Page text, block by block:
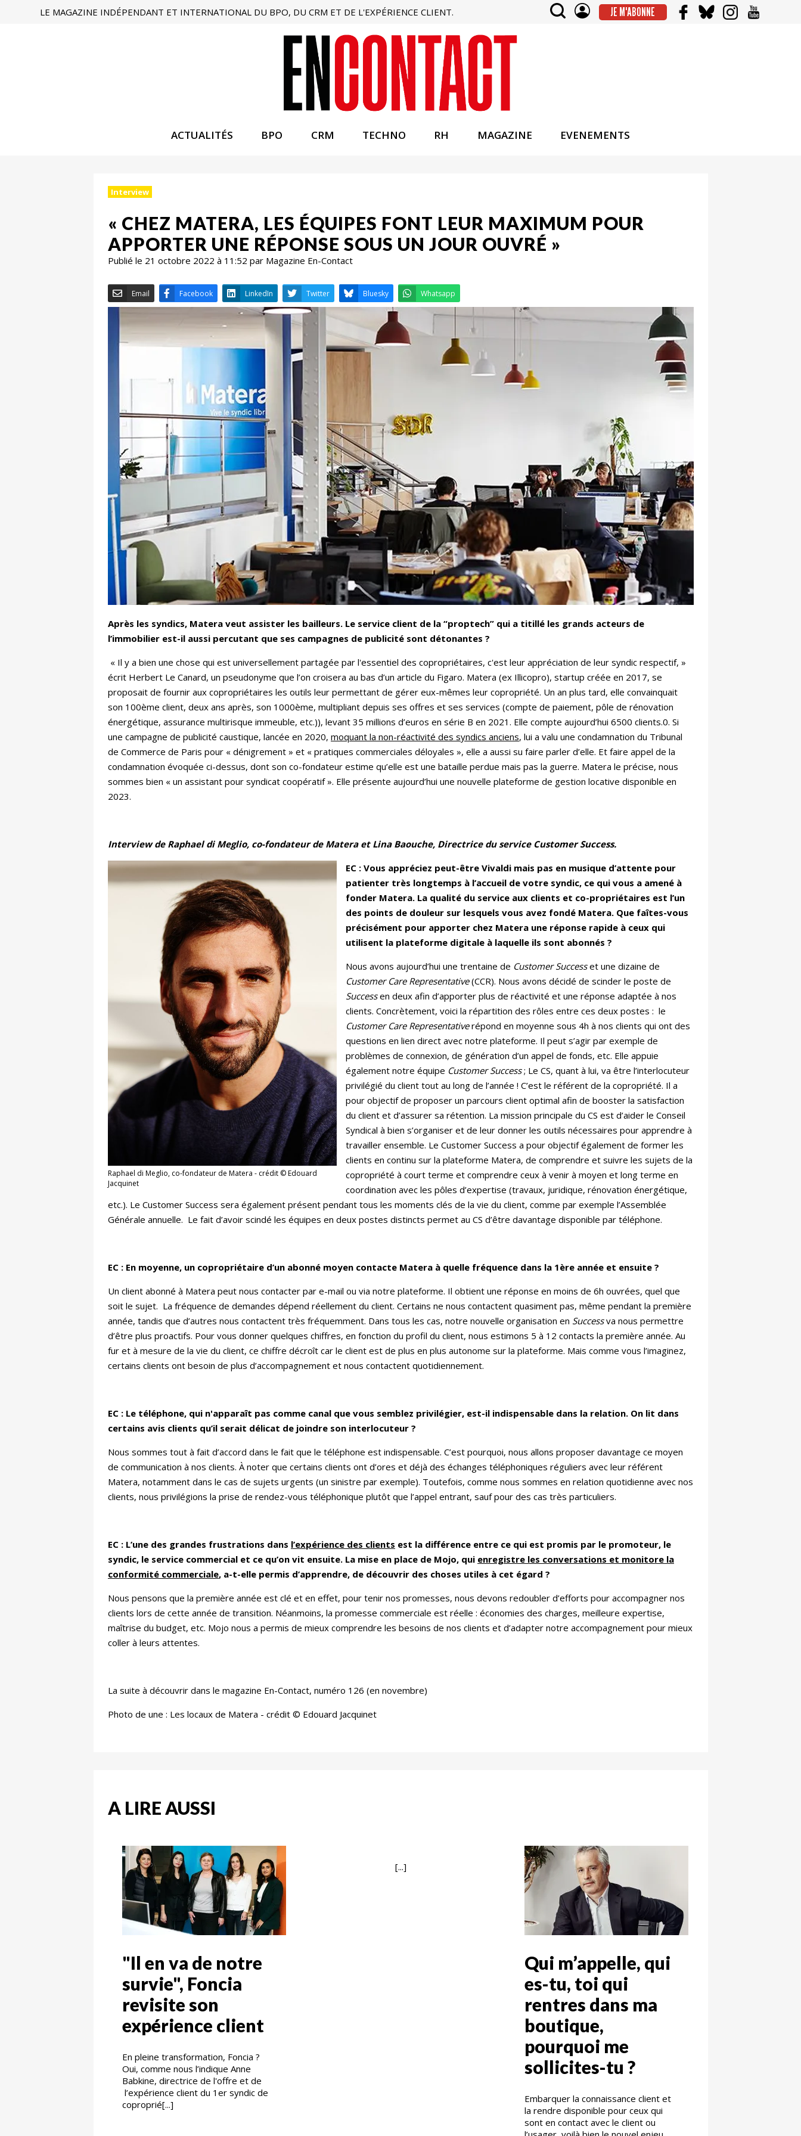
LE MAGAZINE INDÉPENDANT ET INTERNATIONAL DU BPO, DU CRM ET DE L'EXPÉRIENCE CLIENT. JE M'ABONNE
ACTUALITÉS BPO CRM TECHNO RH MAGAZINE EVENEMENTS
Interview
« CHEZ MATERA, LES ÉQUIPES FONT LEUR MAXIMUM POUR
APPORTER UNE RÉPONSE SOUS UN JOUR OUVRÉ »
Publié le 21 octobre 2022 à 11:52 par Magazine En-Contact
LinkedIn Bluesky Whatsapp
Après les syndics, Matera veut assister les bailleurs. Le service client de la “proptech” qui a titillé les grands acteurs de
l’immobilier est-il aussi percutant que ses campagnes de publicité sont détonantes ?
« Il y a bien une chose qui est universellement partagée par l'essentiel des copropriétaires, c'est leur appréciation de leur syndic respectif, »
écrit Herbert Le Canard, un pseudonyme que l’on croisera au bas d’un article du Figaro. Matera (ex Illicopro), startup créée en 2017, se
proposait de fournir aux copropriétaires les outils leur permettant de gérer eux-mêmes leur copropriété. Un an plus tard, elle convainquait
son 100ème client, deux ans après, son 1000ème, multipliant depuis ses offres et ses services (compte de paiement, pôle de rénovation
énergétique, assurance multirisque immeuble, etc.)), levant 35 millions d’euros en série B en 2021. Elle compte aujourd’hui 6500 clients.0. Si
une campagne de publicité caustique, lancée en 2020, moquant la non-réactivité des syndics anciens, lui a valu une condamnation du Tribunal
de Commerce de Paris pour « dénigrement » et « pratiques commerciales déloyales », elle a aussi su faire parler d’elle. Et faire appel de la
condamnation évoquée ci-dessus, dont son co-fondateur estime qu’elle est une bataille perdue mais pas la guerre. Matera le précise, nous
sommes bien « un assistant pour syndicat coopératif ». Elle présente aujourd’hui une nouvelle plateforme de gestion locative disponible en
2023.
Interview de Raphael di Meglio, co-fondateur de Matera et Lina Baouche, Directrice du service Customer Success.
Raphael di Meglio, co-fondateur de Matera - crédit © Edouard
Jacquinet
EC : Vous appréciez peut-être Vivaldi mais pas en musique d’attente pour
patienter très longtemps à l’accueil de votre syndic, ce qui vous a amené à
fonder Matera. La qualité du service aux clients et co-propriétaires est l’un
des points de douleur sur lesquels vous avez fondé Matera. Que faîtes-vous
précisément pour apporter chez Matera une réponse rapide à ceux qui
utilisent la plateforme digitale à laquelle ils sont abonnés ?
Nous avons aujourd’hui une trentaine de Customer Successet une dizaine de
Customer Care Representative(CCR). Nous avons décidé de scinder le poste de
Successen deux afin d’apporter plus de réactivité et une réponse adaptée à nos
clients. Concrètement, voici la répartition des rôles entre ces deux postes : le
Customer Care Representativerépond en moyenne sous 4h à nos clients qui ont des
questions en lien direct avec notre plateforme. Il peut s’agir par exemple de
problèmes de connexion, de génération d’un appel de fonds, etc. Elle appuie
également notre équipe Customer Success; Le CS, quant à lui, va être l’interlocuteur
privilégié du client tout au long de l’année ! C’est le référent de la copropriété. Il a
pour objectif de proposer un parcours client optimal afin de booster la satisfaction
du client et d’assurer sa rétention. La mission principale du CS est d’aider le Conseil
Syndical à bien s’organiser et de leur donner les outils nécessaires pour apprendre à
travailler ensemble. Le Customer Success a pour objectif également de former les
clients en continu sur la plateforme Matera, de comprendre et suivre les sujets de la
copropriété à court terme et comprendre ceux à venir à moyen et long terme en
coordination avec les pôles d’expertise (travaux, juridique, rénovation énergétique,
etc.). Le Customer Success sera également présent pendant tous les moments clés de la vie du client, comme par exemple l’Assemblée
Générale annuelle. Le fait d’avoir scindé les équipes en deux postes distincts permet au CS d’être davantage disponible par téléphone.
EC : En moyenne, un copropriétaire d’un abonné moyen contacte Matera à quelle fréquence dans la 1ère année et ensuite ?
Un client abonné à Matera peut nous contacter par e-mail ou via notre plateforme. Il obtient une réponse en moins de 6h ouvrées, quel que
soit le sujet. La fréquence de demandes dépend réellement du client. Certains ne nous contactent quasiment pas, même pendant la première
année, tandis que d’autres nous contactent très fréquemment. Dans tous les cas, notre nouvelle organisation en Successva nous permettre
d’être plus proactifs. Pour vous donner quelques chiffres, en fonction du profil du client, nous estimons 5 à 12 contacts la première année. Au
fur et à mesure de la vie du client, ce chiffre décroît car le client est de plus en plus autonome sur la plateforme. Mais comme vous l’imaginez,
certains clients ont besoin de plus d’accompagnement et nous contactent quotidiennement.
EC : Le téléphone, qui n'apparaît pas comme canal que vous semblez privilégier, est-il indispensable dans la relation. On lit dans
certains avis clients qu’il serait délicat de joindre son interlocuteur ?
Nous sommes tout à fait d’accord dans le fait que le téléphone est indispensable. C’est pourquoi, nous allons proposer davantage ce moyen
de communication à nos clients. À noter que certains clients ont d’ores et déjà des échanges téléphoniques réguliers avec leur référent
Matera, notamment dans le cas de sujets urgents (un sinistre par exemple). Toutefois, comme nous sommes en relation quotidienne avec nos
clients, nous privilégions la prise de rendez-vous téléphonique plutôt que l’appel entrant, sauf pour des cas très particuliers.
EC : L’une des grandes frustrations dans l’expérience des clients est la différence entre ce qui est promis par le promoteur, le
syndic, le service commercial et ce qu’on vit ensuite. La mise en place de Mojo, qui enregistre les conversations et monitore la
conformité commerciale, a-t-elle permis d’apprendre, de découvrir des choses utiles à cet égard ?
Nous pensons que la première année est clé et en effet, pour tenir nos promesses, nous devons redoubler d’efforts pour accompagner nos
clients lors de cette année de transition. Néanmoins, la promesse commerciale est réelle : économies des charges, meilleure expertise,
maîtrise du budget, etc. Mojo nous a permis de mieux comprendre les besoins de nos clients et d’adapter notre accompagnement pour mieux
coller à leurs attentes.
La suite à découvrir dans le magazine En-Contact, numéro 126 (en novembre)
Photo de une : Les locaux de Matera - crédit © Edouard Jacquinet
A LIRE AUSSI
"Il en va de notre
survie", Foncia
revisite son
expérience client
En pleine transformation, Foncia ?
Oui, comme nous l’indique Anne
Babkine, directrice de l'offre et de
l’expérience client du 1er syndic de
coproprié[...]
[...]
Qui m’appelle, qui
es-tu, toi qui
rentres dans ma
boutique,
pourquoi me
sollicites-tu ?
Embarquer la connaissance client et
la rendre disponible pour ceux qui
sont en contact avec le client ou